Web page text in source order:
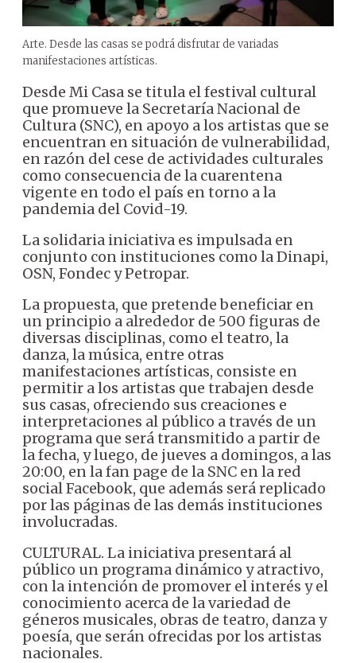
Arte. Desde las casas se podrá disfrutar de variadas
manifestaciones artísticas.
Desde Mi Casa se titula el festival cultural
que promueve la Secretaría Nacional de
Cultura (SNC), en apoyo a los artistas que se
encuentran en situación de vulnerabilidad,
en razón del cese de actividades culturales
como consecuencia de la cuarentena
vigente en todo el país en torno a la
pandemia del Covid-19.
La solidaria iniciativa es impulsada en
conjunto con instituciones como la Dinapi,
OSN, Fondec y Petropar.
La propuesta, que pretende beneficiar en
un principio a alrededor de 500 figuras de
diversas disciplinas, como el teatro, la
danza, la música, entre otras
manifestaciones artísticas, consiste en
permitir a los artistas que trabajen desde
sus casas, ofreciendo sus creaciones e
interpretaciones al público a través de un
programa que será transmitido a partir de
la fecha, y luego, de jueves a domingos, a las
20:00, en la fan page de la SNC en la red
social Facebook, que además será replicado
por las páginas de las demás instituciones
involucradas.
CULTURAL. La iniciativa presentará al
público un programa dinámico y atractivo,
con la intención de promover el interés y el
conocimiento acerca de la variedad de
géneros musicales, obras de teatro, danza y
poesía, que serán ofrecidas por los artistas
nacionales.